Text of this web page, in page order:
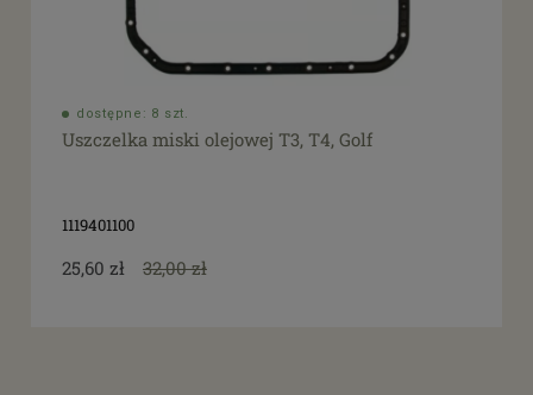
dostępne: 8 szt.
Uszczelka miski olejowej T3, T4, Golf
1119401100
25,60 zł 32,00 zł